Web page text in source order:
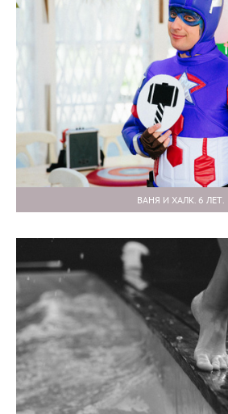
ВАНЯ И ХАЛК. 6 ЛЕТ.